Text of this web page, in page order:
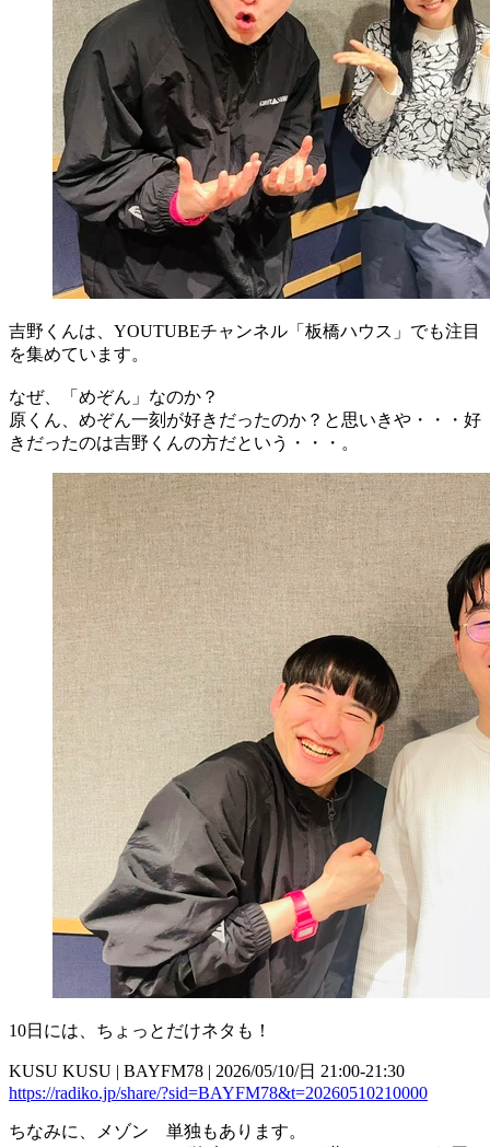
吉野くんは、YOUTUBEチャンネル「板橋ハウス」でも注目
を集めています。
なぜ、「めぞん」なのか？
原くん、めぞん一刻が好きだったのか？と思いきや・・・好
きだったのは吉野くんの方だという・・・。
10日には、ちょっとだけネタも！
KUSU KUSU | BAYFM78 | 2026/05/10/日 21:00-21:30
https://radiko.jp/share/?sid=BAYFM78&t=20260510210000
ちなみに、メゾン 単独もあります。